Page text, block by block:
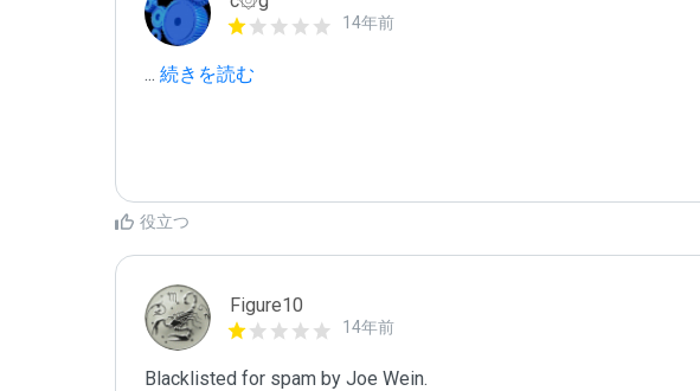
14年前
... 続きを読む
役立つ
Figure10
14年前
Blacklisted for spam by Joe Wein.